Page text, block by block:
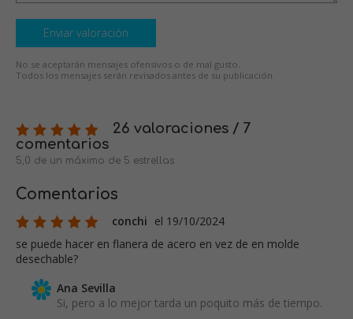
Enviar valoración
No se aceptarán mensajes ofensivos o de mal gusto.
Todos los mensajes serán revisados antes de su publicación.
26 valoraciones / 7
comentarios
5,0 de un máximo de 5 estrellas
Comentarios
conchi el 19/10/2024
se puede hacer en flanera de acero en vez de en molde
desechable?
Ana Sevilla
Si, pero a lo mejor tarda un poquito más de tiempo.